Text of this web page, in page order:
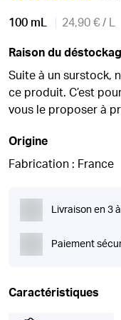
100 mL 24,90 € / L
Raison du
Suite à un surstock,
ce produit. C’est
vous le proposer à
Origine
Fabrication : France
Livraison en 3
Paiement
Caractéristiques